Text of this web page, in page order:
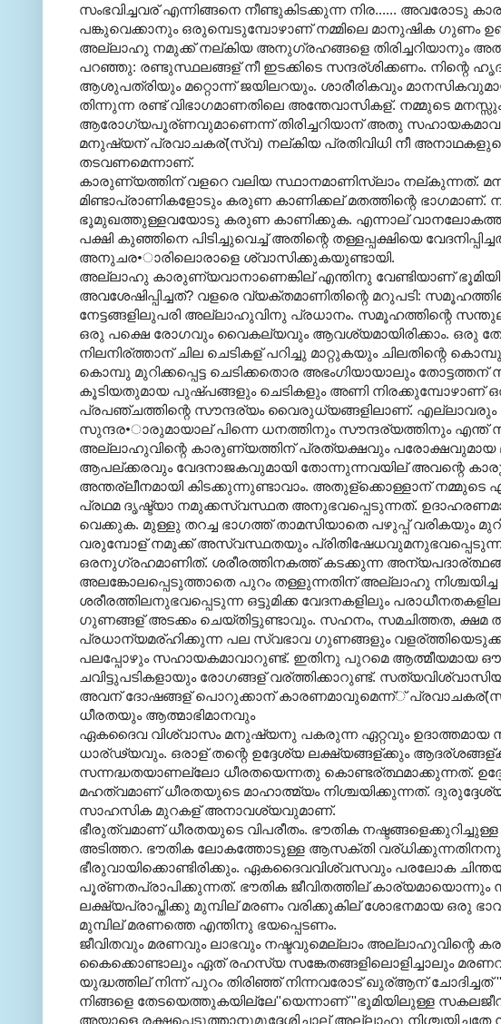
സംഭവിച്ചവര് എന്നിങ്ങനെ നീണ്ടുകിടക്കുന്ന നിര...... അവരോടു
പങ്കുവെക്കാനും ഒരുമ്പെടുമ്പോഴാണ് നമ്മിലെ മാനുഷിക ഗുണം
അല്ലാഹു നമുക്ക് നല്കിയ അനുഗ്രഹങ്ങളെ തിരിച്ചറിയാനും അതു
പറഞ്ഞു: രണ്ടുസ്ഥലങ്ങള് നീ ഇടക്കിടെ സന്ദര്ശിക്കണം. നിന്റെ
ആശുപത്രിയും മറ്റൊന്ന് ജയിലറയും. ശാരീരികവും
തിന്നുന്ന രണ്ട് വിഭാഗമാണതിലെ അന്തേവാസികള്. നമ്മുടെ
ആരോഗ്യപൂര്ണവുമാണെന്ന് തിരിച്ചറിയാന് അതു സഹായകമാവും.
മനുഷ്യന് പ്രവാചകര്(സ്വ) നല്കിയ പ്രതിവിധി നീ
തടവണമെന്നാണ്.
കാരുണ്യത്തിന് വളറെ വലിയ സ്ഥാനമാണിസ്ലാം നല്കുന്നത്.
മിണ്ടാപ്രാണികളോടും കരുണ കാണിക്കല് മതത്തിന്റെ ഭാഗമാണ്.
ഭൂമുഖത്തുള്ളവയോടു കരുണ കാണിക്കുക. എന്നാല്
പക്ഷി കുഞ്ഞിനെ പിടിച്ചുവെച്ച് അതിന്റെ തള്ളപ്പക്ഷിയെ
അനുചര•ാരിലൊരാളെ ശ്വാസിക്കുകയുണ്ടായി.
അല്ലാഹു കാരുണ്യവാനാണെങ്കില് എന്തിനു വേണ്ടിയാണ്
അവശേഷിപ്പിച്ചത്? വളരെ വ്യക്തമാണിതിന്റെ മറുപടി:
നേട്ടങ്ങളിലുപരി അല്ലാഹുവിനു പ്രധാനം. സമൂഹത്തിന്റെ
ഒരു പക്ഷെ രോഗവും വൈകല്യവും ആവശ്യമായിരിക്കാം. ഒരു
നിലനിര്ത്താന് ചില ചെടികള് പറിച്ചു മാറ്റുകയും ചിലതിന്റെ
കൊമ്പു മുറിക്കപ്പെട്ട ചെടിക്കതൊര അഭംഗിയായാലും
കൂടിയതുമായ പുഷ്പങ്ങളും ചെടികളും അണി നിരക്കുമ്പോഴാണ്
പ്രപഞ്ചത്തിന്റെ സൗന്ദര്യം വൈരുധ്യങ്ങളിലാണ്.
സുന്ദര•ാരുമായാല് പിന്നെ ധനത്തിനും സൗന്ദര്യത്തിനും
അല്ലാഹുവിന്റെ കാരുണ്യത്തിന് പ്രത്യക്ഷവും പരോക്ഷവുമായ
ആപല്ക്കരവും വേദനാജകവുമായി തോന്നുന്നവയില് അവന്റെ
അന്തര്ലീനമായി കിടക്കുന്നുണ്ടാവാം. അതുള്ക്കൊള്ളാന്
പ്രഥമ ദൃഷ്ട്യാ നമുക്കസ്വസ്ഥത അനുഭവപ്പെടുന്നത്.
വെക്കുക. മുള്ളു തറച്ച ഭാഗത്ത് താമസിയാതെ പഴുപ്പ് വരികയും
വരുമ്പോള് നമുക്ക് അസ്വസ്ഥതയും
ഒരനുഗ്രഹമാണിത്. ശരീരത്തിനകത്ത് കടക്കുന്ന
അലങ്കോലപ്പെടുത്താതെ പുറം തള്ളുന്നതിന് അല്ലാഹു
ശരീരത്തിലനുഭവപ്പെടുന്ന ഒട്ടുമിക്ക വേദനകളിലും
ഗുണങ്ങള് അടക്കം ചെയ്തിട്ടുണ്ടാവും. സഹനം, സമചിത്തത, ക്ഷമ
പ്രധാന്യമര്ഹിക്കുന്ന പല സ്വഭാവ ഗുണങ്ങളും
പലപ്പോഴും സഹായകമാവാറുണ്ട്. ഇതിനു പുറമെ ആത്മീയമായ
ചവിട്ടുപടികളായും രോഗങ്ങള് വര്ത്തിക്കാറുണ്ട്.
അവന് ദോഷങ്ങള് പൊറുക്കാന് കാരണമാവുമെന്ന്്
ധീരതയും ആത്മാഭിമാനവും
ഏകദൈവ വിശ്വാസം മനുഷ്യനു പകരുന്ന ഏറ്റവും ഉദാത്തമായ
ധാര്ഢ്യവും. ഒരാള് തന്റെ ഉദ്ദേശ്യ ലക്ഷ്യങ്ങള്ക്കും
സന്നദ്ധതയാണല്ലോ ധീരതയെന്നതു കൊണ്ടര്ത്ഥമാക്കുന്നത്.
മഹത്വമാണ് ധീരതയുടെ മാഹാത്മ്യം നിശ്ചയിക്കുന്നത്.
സാഹസിക മുറകള് അനാവശ്യവുമാണ്.
ഭീരുത്വമാണ് ധീരതയുടെ വിപരീതം. ഭൗതിക
അടിത്തറ. ഭൗതിക ലോകത്തോടുള്ള ആസക്തി
ഭീരുവായിക്കൊണ്ടിരിക്കും. ഏകദൈവവിശ്വസവും പരലോക
പൂര്ണതപ്രാപിക്കുന്നത്. ഭൗതിക ജീവിതത്തില് കാര്യമായൊന്നും
ലക്ഷ്യപ്രാപ്തിക്കു മുമ്പില് മരണം വരിക്കുകില് ശോഭനമായ ഒരു
മുമ്പില് മരണത്തെ എന്തിനു ഭയപ്പെടണം.
ജീവിതവും മരണവും ലാഭവും നഷ്ടവുമെല്ലാം
കൈക്കൊണ്ടാലും ഏത് രഹസ്യ സങ്കേതങ്ങളിലൊളിച്ചാലും
യുദ്ധത്തില് നിന്ന് പുറം തിരിഞ്ഞ് നിന്നവരോട് ഖുര്ആന് ചോദിച്ചത്
നിങ്ങളെ തേടയെത്തുകയില്ലേ''യെന്നാണ് ''ഭൂമിയിലുള്ള
അയാളെ രക്ഷപ്പെടുത്താനുമുദ്ദേശിച്ചാല് അല്ലാഹു